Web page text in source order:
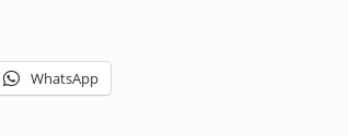
WhatsApp